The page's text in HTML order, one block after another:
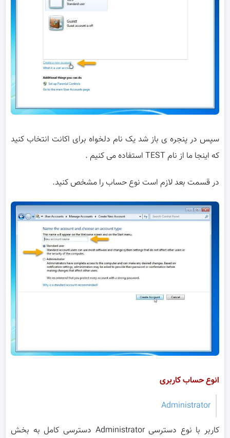
سپس در پنجره ی باز شد یک نام دلخواه برای اکانت انتخاب کنید
که اینجا ما از نام TEST استفاده می کنیم .
در قسمت بعد لازم است نوع حساب را مشخص کنید.
انوع حساب کاربری
Administrator
کاربر با نوع دسترسی Administrator دسترسی کامل به بخش